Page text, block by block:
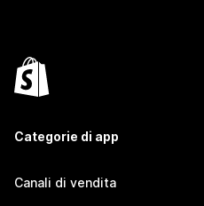
Categorie di app
Canali di vendita